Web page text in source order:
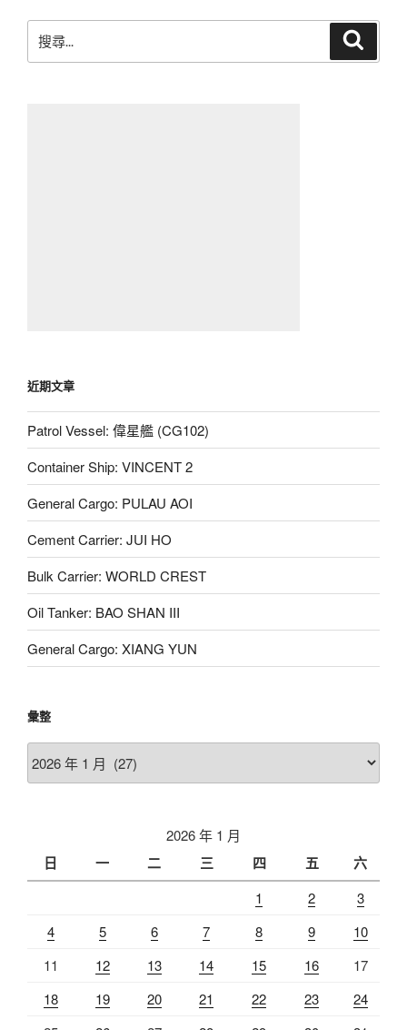
尋
近期文章
Patrol Vessel: 偉星艦 (CG102)
Container Ship: VINCENT 2
General Cargo: PULAU AOI
Cement Carrier: JUI HO
Bulk Carrier: WORLD CREST
Oil Tanker: BAO SHAN III
General Cargo: XIANG YUN
彙整
整
2026 年 1 月
日 一 二 三 四 五 六
1 2
3
4
5 6 7 8 9
10
11
12 13 14 15 16
17
18
19 20 21 22 23
24